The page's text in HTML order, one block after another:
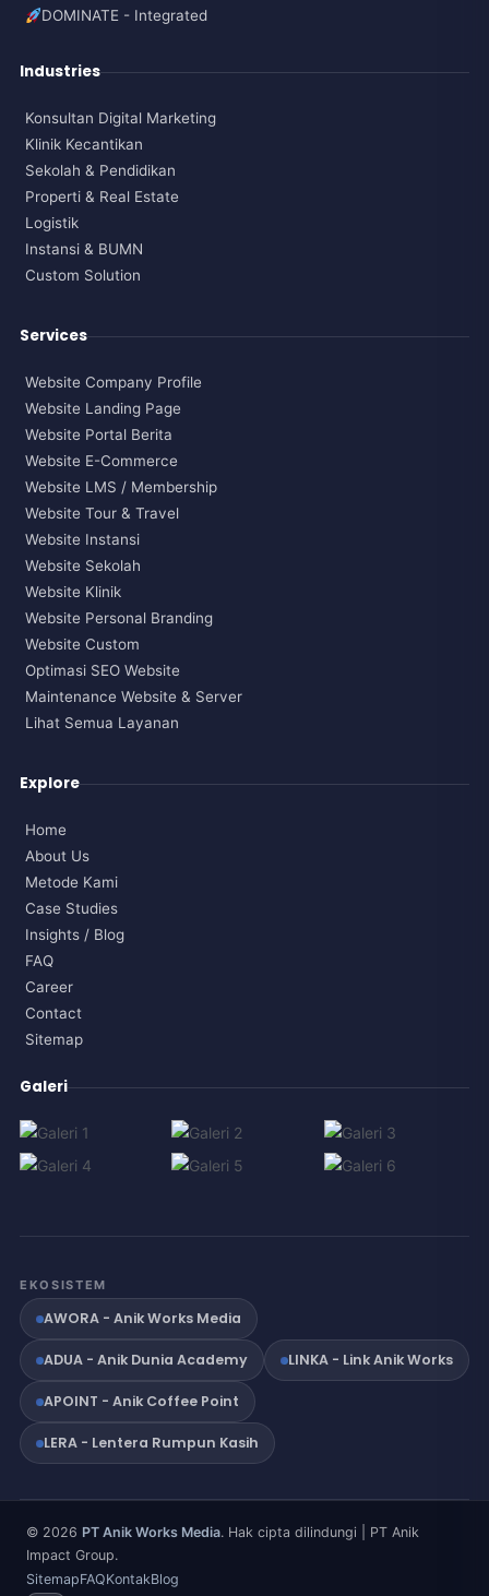
DOMINATE - Integrated
Industries
Konsultan Digital Marketing
Klinik Kecantikan
Sekolah & Pendidikan
Properti & Real Estate
Logistik
Instansi & BUMN
Custom Solution
Services
Website Company Profile
Website Landing Page
Website Portal Berita
Website E-Commerce
Website LMS / Membership
Website Tour & Travel
Website Instansi
Website Sekolah
Website Klinik
Website Personal Branding
Website Custom
Optimasi SEO Website
Maintenance Website & Server
Lihat Semua Layanan
Explore
Home
About Us
Metode Kami
Case Studies
Insights / Blog
FAQ
Career
Contact
Sitemap
Galeri
EKOSISTEM
AWORA - Anik Works Media
ADUA - Anik Dunia Academy LINKA - Link Anik Works
APOINT - Anik Coffee Point
LERA - Lentera Rumpun Kasih
© 2026 PT Anik Works Media. Hak cipta dilindungi | PT Anik
Impact Group.
SitemapFAQKontakBlog